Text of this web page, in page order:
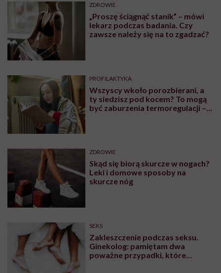
ZDROWIE
„Proszę ściągnąć stanik” – mówi
lekarz podczas badania. Czy
zawsze należy się na to zgadzać?
PROFILAKTYKA
Wszyscy wkoło porozbierani, a
ty siedzisz pod kocem? To mogą
być zaburzenia termoregulacji –
ZDROWIE
Skąd się biorą skurcze w nogach?
Leki i domowe sposoby na
skurcze nóg
SEKS
Zakleszczenie podczas seksu.
Ginekolog: pamiętam dwa
poważne przypadki, które